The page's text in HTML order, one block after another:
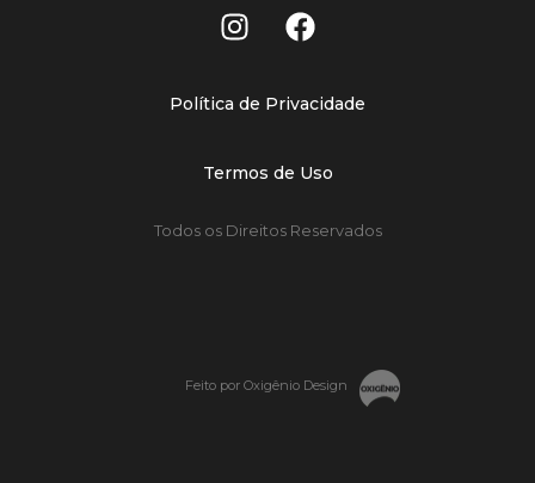
Política de Privacidade
Termos de Uso
Todos os Direitos Reservados
Feito por Oxigênio Design